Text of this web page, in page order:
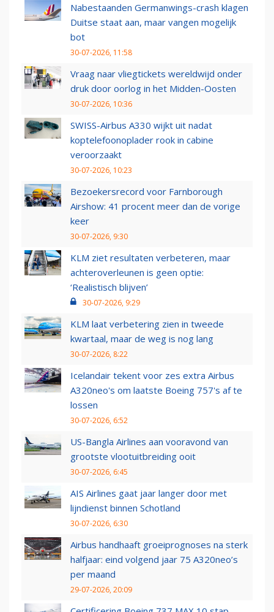
Nabestaanden Germanwings-crash klagen
Duitse staat aan, maar vangen mogelijk
bot
30-07-2026, 11:58
Vraag naar vliegtickets wereldwijd onder
druk door oorlog in het Midden-Oosten
30-07-2026, 10:36
SWISS-Airbus A330 wijkt uit nadat
koptelefoonoplader rook in cabine
veroorzaakt
30-07-2026, 10:23
Bezoekersrecord voor Farnborough
Airshow: 41 procent meer dan de vorige
keer
30-07-2026, 9:30
KLM ziet resultaten verbeteren, maar
achteroverleunen is geen optie:
‘Realistisch blijven’
30-07-2026, 9:29
KLM laat verbetering zien in tweede
kwartaal, maar de weg is nog lang
30-07-2026, 8:22
Icelandair tekent voor zes extra Airbus
A320neo's om laatste Boeing 757's af te
lossen
30-07-2026, 6:52
US-Bangla Airlines aan vooravond van
grootste vlootuitbreiding ooit
30-07-2026, 6:45
AIS Airlines gaat jaar langer door met
lijndienst binnen Schotland
30-07-2026, 6:30
Airbus handhaaft groeiprognoses na sterk
halfjaar: eind volgend jaar 75 A320neo’s
per maand
29-07-2026, 20:09